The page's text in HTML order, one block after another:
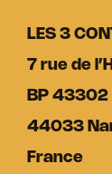
LES 3
7 rue de
BP 43302
44033
France